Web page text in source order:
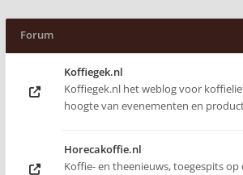
Forum
Koffiegek.nl
Koffiegek.nl het weblog voor
hoogte van evenementen en
Horecakoffie.nl
Koffie- en theenieuws, toegespits op